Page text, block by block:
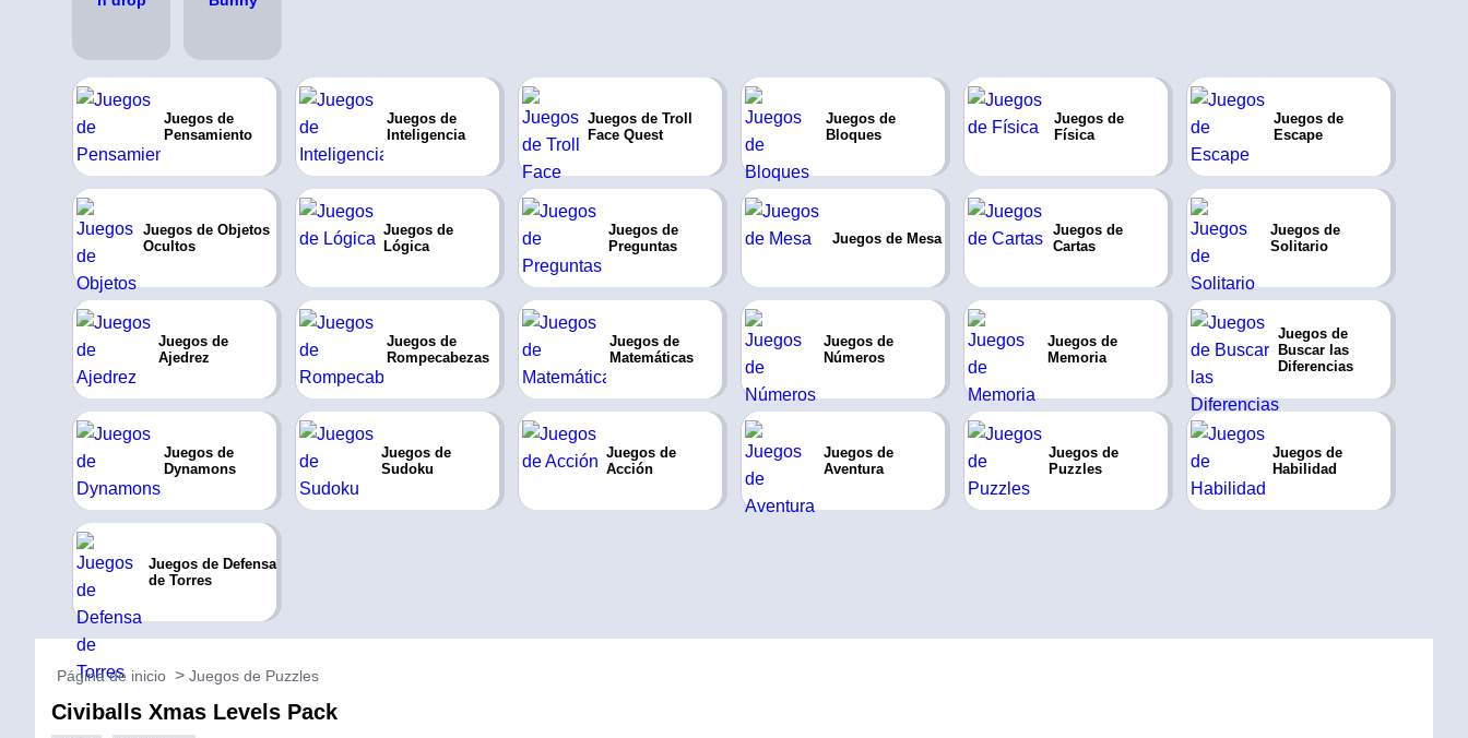
Juegos de
Pensamiento
Juegos de
Inteligencia
Juegos de Troll
Face Quest
Juegos de
Bloques
Juegos de
Física
Juegos de
Escape
Juegos de Objetos
Ocultos
Juegos de
Lógica
Juegos de
Preguntas
Juegos de Mesa
Juegos de
Cartas
Juegos de
Solitario
Juegos de
Ajedrez
Juegos de
Rompecabezas
Juegos de
Matemáticas
Juegos de
Números
Juegos de
Memoria
Juegos de
Buscar las
Diferencias
Juegos de
Dynamons
Juegos de
Sudoku
Juegos de
Acción
Juegos de
Aventura
Juegos de
Puzzles
Juegos de
Habilidad
Juegos de Defensa
de Torres
Página de inicio Juegos de Puzzles
Civiballs Xmas Levels Pack